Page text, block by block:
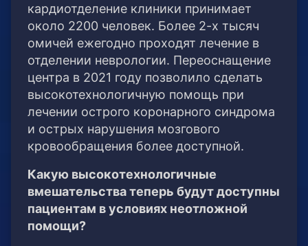
кардиотделение клиники принимает
около 2200 человек. Более 2-х тысяч
омичей ежегодно проходят лечение в
отделении неврологии. Переоснащение
центра в 2021 году позволило сделать
высокотехнологичную помощь при
лечении острого коронарного синдрома
и острых нарушения мозгового
кровообращения более доступной.
Какую высокотехнологичные
вмешательства теперь будут доступны
пациентам в условиях неотложной
помощи?